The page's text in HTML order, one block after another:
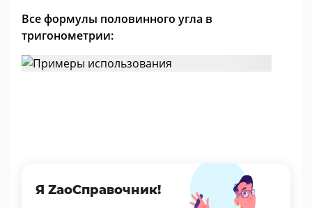
Все формулы половинного угла в
тригонометрии:
Я ZaoСправочник!